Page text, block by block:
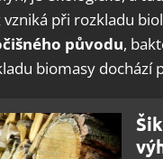
vzniká při rozkladu
původu,
biomasy dochází